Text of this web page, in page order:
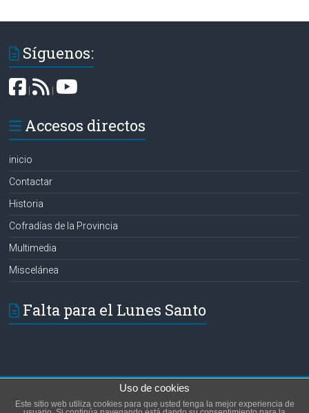
Síguenos:
|
Accesos directos
inicio
Contactar
Historia
Cofradías de la Provincia
Multimedia
Miscelánea
Falta para el Lunes Santo
Hermanos de las Aguas. Todos los derechos reservados.
Tema:Acceleratepor ThemeGrill. Funciona conWordPress.
Uso de cookies
Este sitio web utiliza cookies para que usted tenga la mejor experiencia de